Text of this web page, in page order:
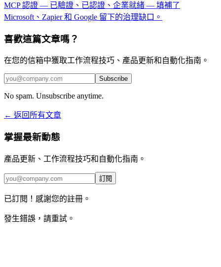
MCP 認證 — 已驗證、已認證、企業就緒 — 填補了
Microsoft、Zapier 和 Google 留下的治理缺口。
喜歡這篇文章嗎？
在您的信箱中獲取工作流程技巧、產品更新和自動化指南。
Subscribe
No spam. Unsubscribe anytime.
← 返回所有文章
掌握最新動態
產品更新、工作流程技巧和自動化指南。
訂閱
已訂閱！感謝您的註冊。
發生錯誤，請重試。